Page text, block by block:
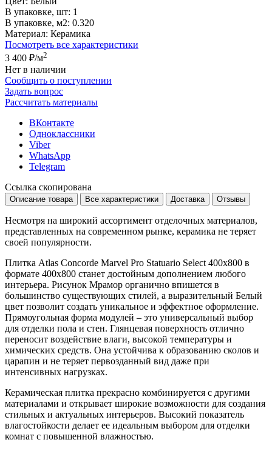
В упаковке, шт: 1
В упаковке, м2: 0.320
Материал: Керамика
Посмотреть все характеристики
3 400 ₽/м2
Нет в наличии
Сообщить о поступлении
Задать вопрос
Рассчитать материалы
ВКонтакте
Одноклассники
Viber
WhatsApp
Telegram
Ссылка скопирована
Описание товара Все характеристики Доставка Отзывы
Несмотря на широкий ассортимент отделочных материалов,
представленных на современном рынке, керамика не теряет
своей популярности.
Плитка Atlas Concorde Marvel Pro Statuario Select 400x800 в
формате 400x800 станет достойным дополнением любого
интерьера. Рисунок Мрамор органично впишется в
большинство существующих стилей, а выразительный Белый
цвет позволит создать уникальное и эффектное оформление.
Прямоугольная форма модулей – это универсальный выбор
для отделки пола и стен. Глянцевая поверхность отлично
переносит воздействие влаги, высокой температуры и
химических средств. Она устойчива к образованию сколов и
царапин и не теряет первозданный вид даже при
интенсивных нагрузках.
Керамическая плитка прекрасно комбинируется с другими
материалами и открывает широкие возможности для создания
стильных и актуальных интерьеров. Высокий показатель
влагостойкости делает ее идеальным выбором для отделки
комнат с повышенной влажностью.